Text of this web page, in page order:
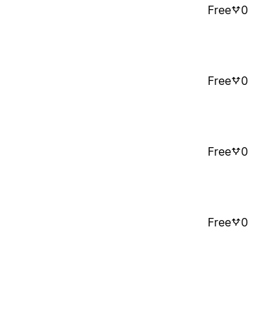
Free 0
Free 0
Free 0
Free 0